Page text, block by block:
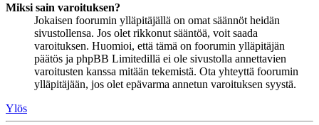
Miksi sain varoituksen?
Jokaisen foorumin ylläpitäjällä on omat säännöt heidän
sivustollensa. Jos olet rikkonut sääntöä, voit saada
varoituksen. Huomioi, että tämä on foorumin ylläpitäjän
päätös ja phpBB Limitedillä ei ole sivustolla annettavien
varoitusten kanssa mitään tekemistä. Ota yhteyttä foorumin
ylläpitäjään, jos olet epävarma annetun varoituksen syystä.
Ylös